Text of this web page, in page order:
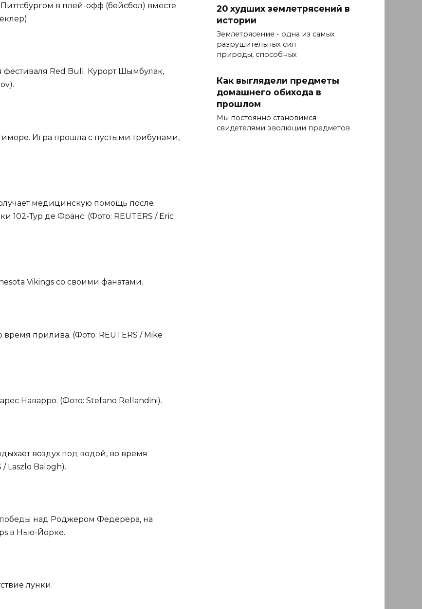
в плей-офф (бейсбол) вместе
фестиваля Red Bull. Курорт Шымбулак,
Игра прошла с пустыми трибунами,
медицинскую помощь после
102-Тур де Франс. (Фото: REUTERS / Eric
Vikings со своими фанатами.
время прилива. (Фото: REUTERS / Mike
Наварро. (Фото: Stefano Rellandini).
воздух под водой, во время
Laszlo Balogh).
над Роджером Федерера, на
в Нью-Йорке.
лунки.
20 худших землетрясений в
истории
Землетрясение - одна из самых
разрушительных сил
природы, способных
Как выглядели предметы
домашнего обихода в
прошлом
Мы постоянно становимся
свидетелями эволюции предметов